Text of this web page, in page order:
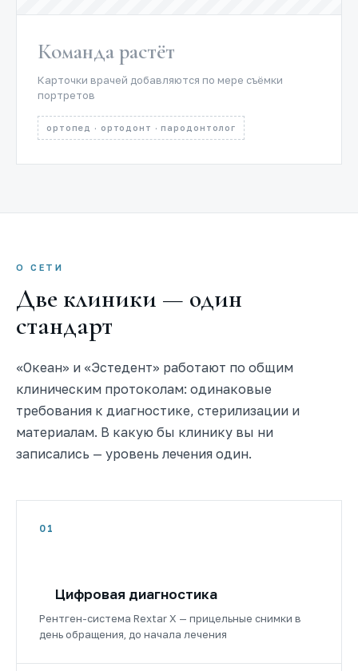
Команда растёт
Карточки врачей добавляются по мере съёмки
портретов
ортопед · ортодонт · пародонтолог
О СЕТИ
Две клиники — один
стандарт
«Океан» и «Эстедент» работают по общим
клиническим протоколам: одинаковые
требования к диагностике, стерилизации и
материалам. В какую бы клинику вы ни
записались — уровень лечения один.
01
Цифровая диагностика
Рентген-система Rextar X — прицельные снимки в
день обращения, до начала лечения